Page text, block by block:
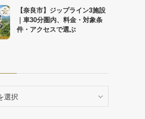
【奈良市】ジップライン3施設
｜車30分圏内、料金・対象条
件・アクセスで選ぶ